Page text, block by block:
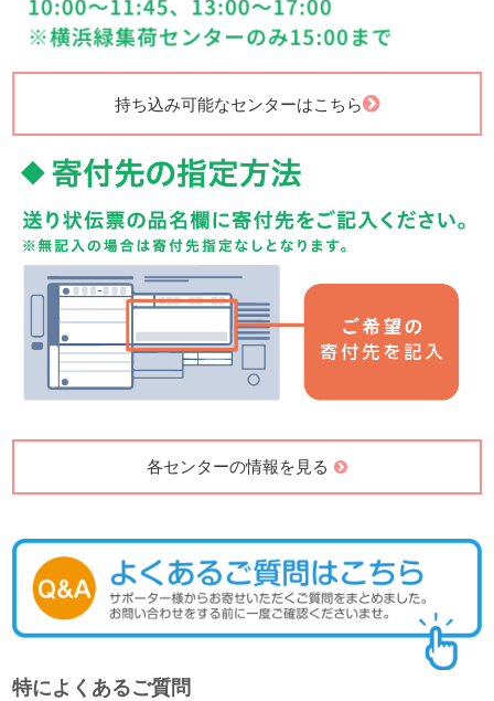
持ち込み可能なセンターはこちら
各センターの情報を見る
特によくあるご質問